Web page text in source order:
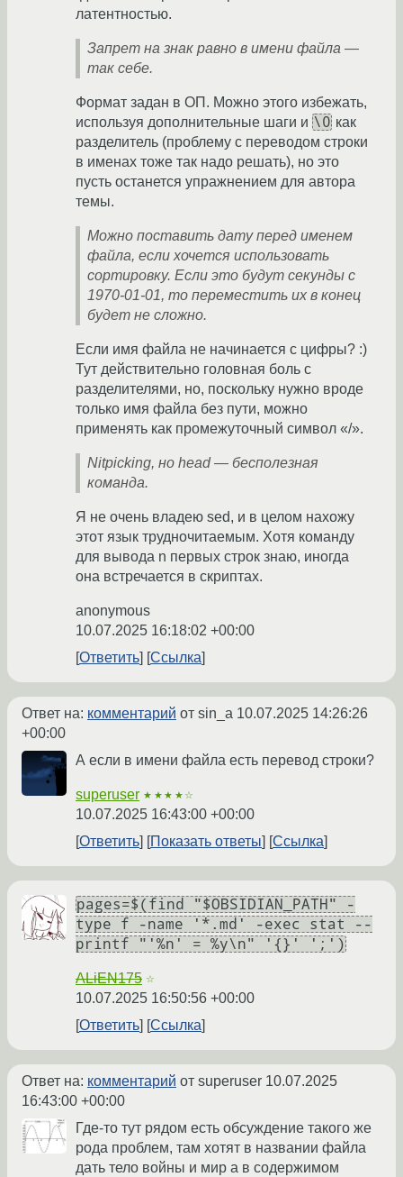
латентностью.
Запрет на знак равно в имени файла —
так себе.
Формат задан в ОП. Можно этого избежать,
используя дополнительные шаги и \0 как
разделитель (проблему с переводом строки
в именах тоже так надо решать), но это
пусть останется упражнением для автора
темы.
Можно поставить дату перед именем
файла, если хочется использовать
сортировку. Если это будут секунды с
1970-01-01, то переместить их в конец
будет не сложно.
Если имя файла не начинается с цифры? :)
Тут действительно головная боль с
разделителями, но, поскольку нужно вроде
только имя файла без пути, можно
применять как промежуточный символ «/».
Nitpicking, но head — бесполезная
команда.
Я не очень владею sed, и в целом нахожу
этот язык трудночитаемым. Хотя команду
для вывода n первых строк знаю, иногда
она встречается в скриптах.
anonymous
10.07.2025 16:18:02 +00:00
Ответить
Ссылка
Ответ на: комментарий от sin_a 10.07.2025 14:26:26
+00:00
А если в имени файла есть перевод строки?
superuser ★★★★☆
10.07.2025 16:43:00 +00:00
Ответить
Показать ответы Ссылка
pages=$(find "$OBSIDIAN_PATH" -
type f -name '*.md' -exec stat --
printf "'%n' = %y\n" '{}' ';')
ALiEN175 ☆
10.07.2025 16:50:56 +00:00
Ответить
Ссылка
Ответ на: комментарий от superuser 10.07.2025
16:43:00 +00:00
Где-то тут рядом есть обсуждение такого же
рода проблем, там хотят в названии файла
дать тело войны и мир а в содержимом